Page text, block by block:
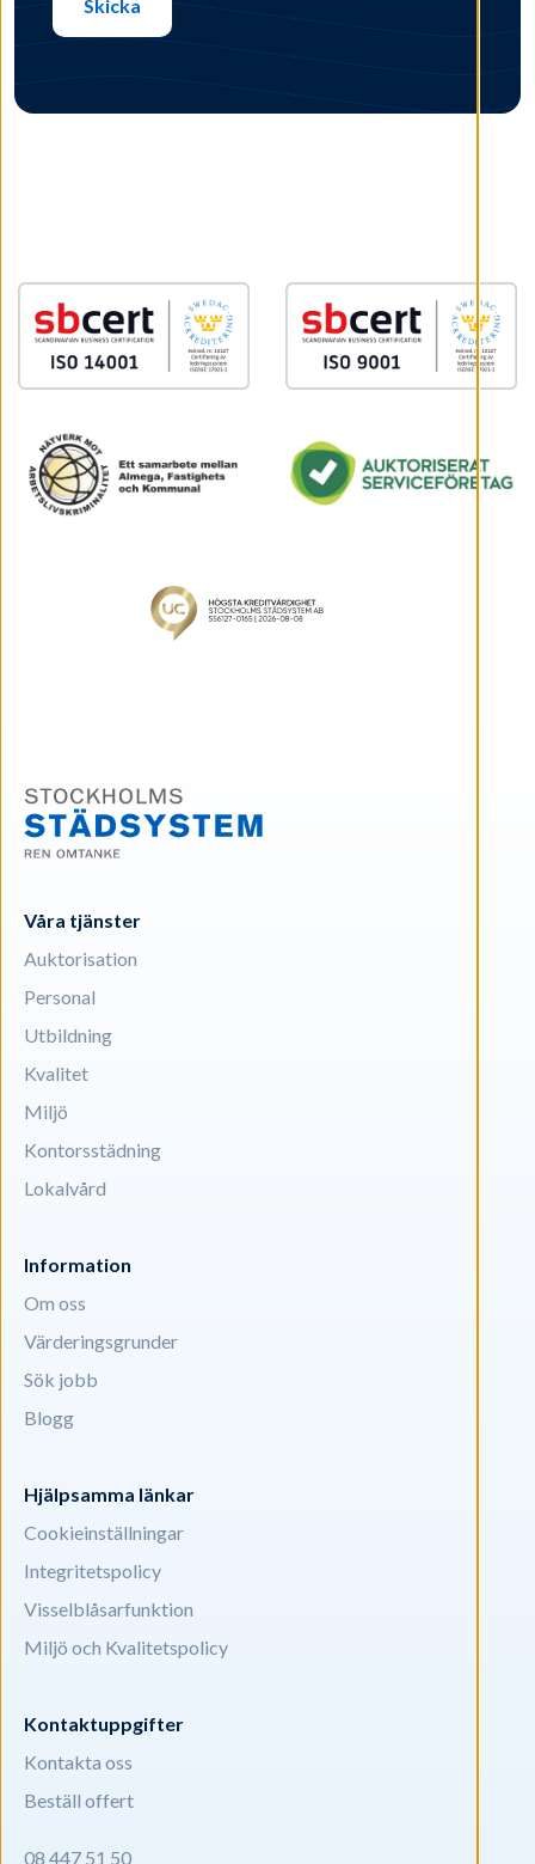
Våra tjänster
Auktorisation
Personal
Utbildning
Kvalitet
Miljö
Kontorsstädning
Lokalvård
Information
Om oss
Värderingsgrunder
Sök jobb
Blogg
Hjälpsamma länkar
Cookieinställningar
Integritetspolicy
Visselblåsarfunktion
Miljö och Kvalitetspolicy
Kontaktuppgifter
Kontakta oss
Beställ offert
08 447 51 50